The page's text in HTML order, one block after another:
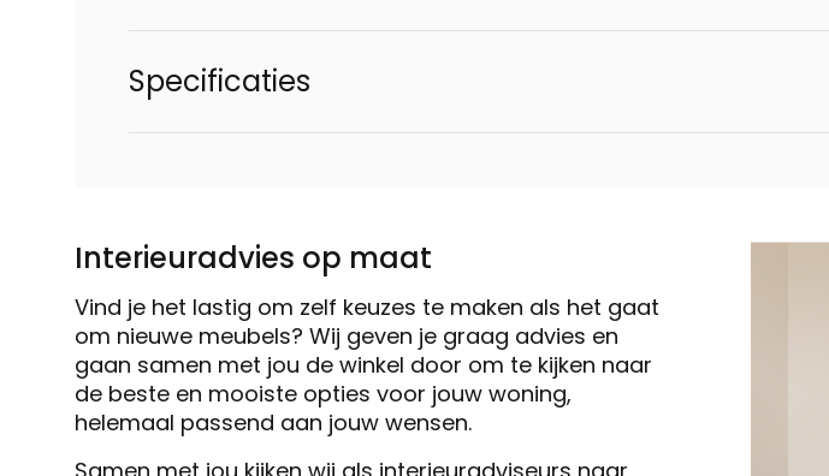
Specificaties
Interieuradvies op maat
Vind je het lastig om zelf keuzes te maken als het gaat
om nieuwe meubels? Wij geven je graag advies en
gaan samen met jou de winkel door om te kijken naar
de beste en mooiste opties voor jouw woning,
helemaal passend aan jouw wensen.